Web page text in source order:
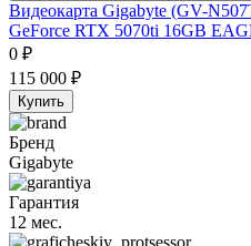
Видеокарта Gigabyte (GV-
GeForce RTX 5070ti 16GB
0 ₽
115 000 ₽
Купить
Бренд
Gigabyte
Гарантия
12 мес.